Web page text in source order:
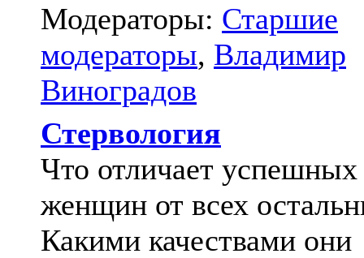
Модераторы: Старшие
модераторы, Владимир
Виноградов
Стервология
Что отличает успешных
женщин от всех
Какими качествами они